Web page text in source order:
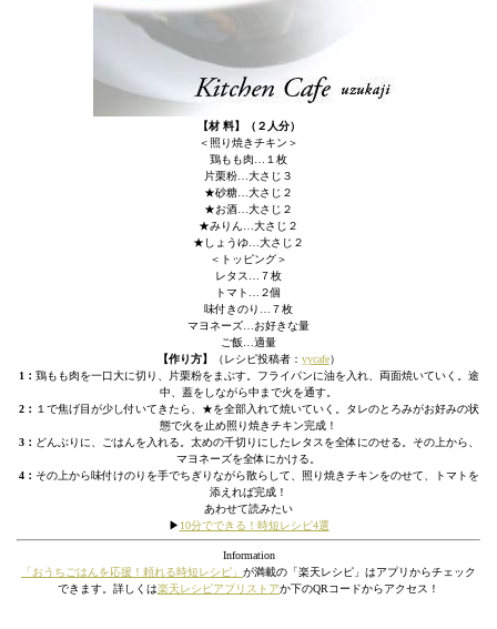
【材 料】（２人分）
＜照り焼きチキン＞
鶏もも肉…１枚
片栗粉…大さじ３
★砂糖…大さじ２
★お酒…大さじ２
★みりん…大さじ２
★しょうゆ…大さじ２
＜トッピング＞
レタス…７枚
トマト…２個
味付きのり…７枚
マヨネーズ…お好きな量
ご飯…適量
【作り方】
（レシピ投稿者： yycafe）
1： 鶏もも肉を一口大に切り、片栗粉をまぶす。フライパンに油を入れ、両面焼いていく。途
中、蓋をしながら中まで火を通す。
2： １で焦げ目が少し付いてきたら、★を全部入れて焼いていく。タレのとろみがお好みの状
態で火を止め照り焼きチキン完成！
3： どんぶりに、ごはんを入れる。太めの千切りにしたレタスを全体にのせる。その上から、
マヨネーズを全体にかける。
4： その上から味付けのりを手でちぎりながら散らして、照り焼きチキンをのせて、トマトを
添えれば完成！
あわせて読みたい
▶︎ 10分でできる！時短レシピ4選
Information
「おうちごはんを応援！頼れる時短レシピ」 が満載の「楽天レシピ」はアプリからチェック
できます。詳しくは楽天レシピアプリストアか下のQRコードからアクセス！